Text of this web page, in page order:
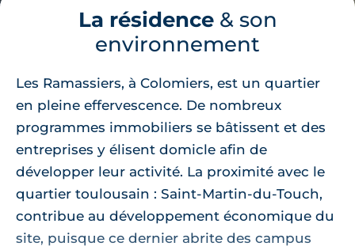
La résidence& son
environnement
Les Ramassiers, à Colomiers, est un quartier
en pleine effervescence. De nombreux
programmes immobiliers se bâtissent et des
entreprises y élisent domicle afin de
développer leur activité. La proximité avec le
quartier toulousain : Saint-Martin-du-Touch,
contribue au développement économique du
site, puisque ce dernier abrite des campus